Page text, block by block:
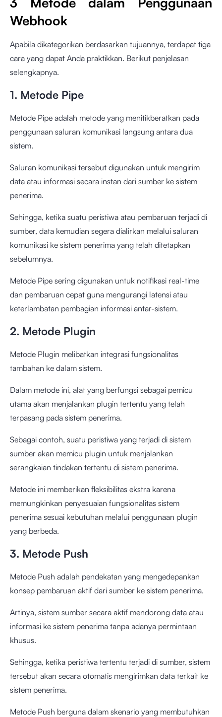
Webhook
Apabila dikategorikan berdasarkan tujuannya, terdapat tiga
cara yang dapat Anda praktikkan. Berikut penjelasan
selengkapnya.
1. Metode Pipe
Metode Pipe adalah metode yang menitikberatkan pada
penggunaan saluran komunikasi langsung antara dua
sistem.
Saluran komunikasi tersebut digunakan untuk mengirim
data atau informasi secara instan dari sumber ke sistem
penerima.
Sehingga, ketika suatu peristiwa atau pembaruan terjadi di
sumber, data kemudian segera dialirkan melalui saluran
komunikasi ke sistem penerima yang telah ditetapkan
sebelumnya.
Metode Pipe sering digunakan untuk notifikasi real-time
dan pembaruan cepat guna mengurangi latensi atau
keterlambatan pembagian informasi antar-sistem.
2. Metode Plugin
Metode Plugin melibatkan integrasi fungsionalitas
tambahan ke dalam sistem.
Dalam metode ini, alat yang berfungsi sebagai pemicu
utama akan menjalankan plugin tertentu yang telah
terpasang pada sistem penerima.
Sebagai contoh, suatu peristiwa yang terjadi di sistem
sumber akan memicu plugin untuk menjalankan
serangkaian tindakan tertentu di sistem penerima.
Metode ini memberikan fleksibilitas ekstra karena
memungkinkan penyesuaian fungsionalitas sistem
penerima sesuai kebutuhan melalui penggunaan plugin
yang berbeda.
3. Metode Push
Metode Push adalah pendekatan yang mengedepankan
konsep pembaruan aktif dari sumber ke sistem penerima.
Artinya, sistem sumber secara aktif mendorong data atau
informasi ke sistem penerima tanpa adanya permintaan
khusus.
Sehingga, ketika peristiwa tertentu terjadi di sumber, sistem
tersebut akan secara otomatis mengirimkan data terkait ke
sistem penerima.
Metode Push berguna dalam skenario yang membutuhkan